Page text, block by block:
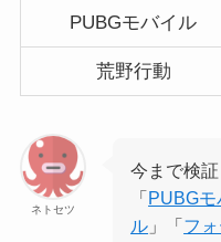
PUBGモバイル
荒野行動
ネトセツ
今まで検
「PUBGモ
ル 」「フ